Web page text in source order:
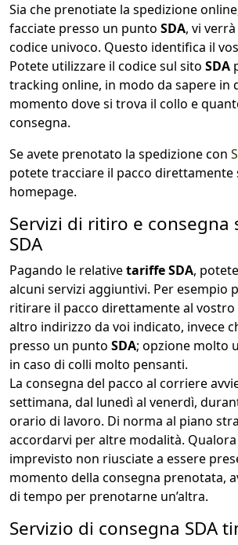
Sia che prenotiate la spedizione
facciate presso un punto SDA, vi
codice univoco. Questo identifica il
Potete utilizzare il codice sul sito SDA
tracking online, in modo da sapere in
momento dove si trova il collo e
consegna.
Se avete prenotato la spedizione con
potete tracciare il pacco direttamente
homepage.
Servizi di ritiro e consegna
SDA
Pagando le relativetariffe SDA,
alcuni servizi aggiuntivi. Per esempio
ritirare il pacco direttamente al vostro
altro indirizzo da voi indicato, invece
presso un punto SDA; opzione molto
in caso di colli molto pensanti.
La consegna del pacco al corriere
settimana, dal lunedì al venerdì,
orario di lavoro. Di norma al piano
accordarvi per altre modalità.
imprevisto non riusciate a essere
momento della consegna prenotata,
di tempo per prenotarne un’altra.
Servizio di consegna SDA